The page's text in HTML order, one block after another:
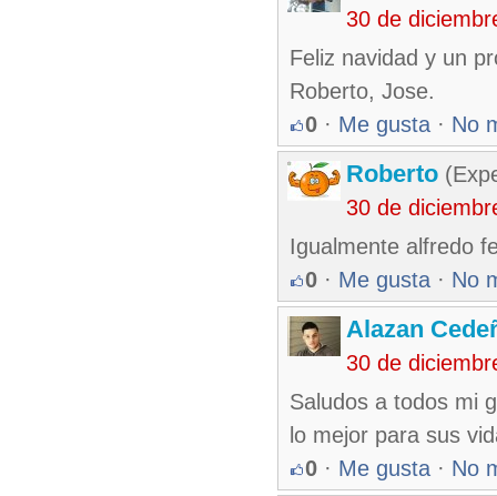
30 de
Feliz navidad y un
Roberto, Jose.
0 · Me gusta · No
Roberto
30 de
Igualmente alfredo
0 · Me gusta · No
Alazan
30 de
Saludos a todos mi
lo mejor para sus
0 · Me gusta · No